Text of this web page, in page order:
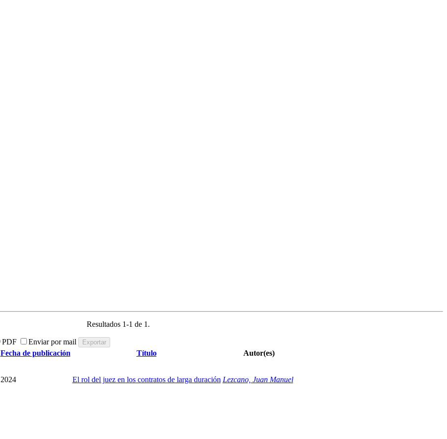
Resultados 1-1 de 1.
PDF
Enviar por mail
Fecha de publicación Título Autor(es)
2024 El rol del juez en los contratos de larga duración Lezcano, Juan Manuel